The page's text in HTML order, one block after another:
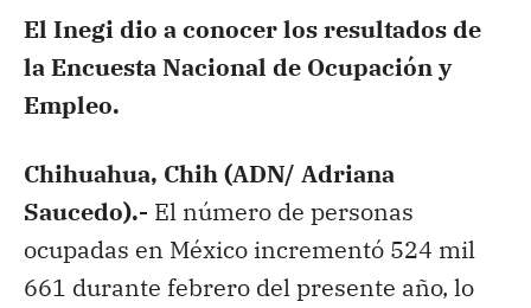
El Inegi dio a conocer los resultados de
la Encuesta Nacional de Ocupación y
Empleo.
Chihuahua, Chih (ADN/ Adriana
Saucedo).- El número de personas
ocupadas en México incrementó 524 mil
661 durante febrero del presente año, lo